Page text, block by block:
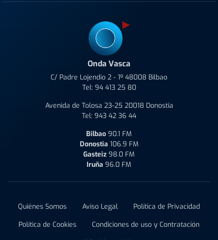
Onda Vasca
C/ Padre Lojendio 2 - 1º 48008 Bilbao
Tel: 94 413 25 80
Avenida de Tolosa 23-25 20018 Donostia
Tel: 943 42 36 44
Bilbao 90.1 FM
Donostia 106.9 FM
Gasteiz 98.0 FM
Iruña 96.0 FM
Quiénes Somos Aviso Legal
Política de Privacidad
Política de Cookies
Condiciones de uso y Contratación